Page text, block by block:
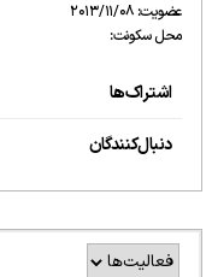
عضویت: 2013/11/08
محل سکونت:
اشتراک‌ها
دنبال‌کنندگان